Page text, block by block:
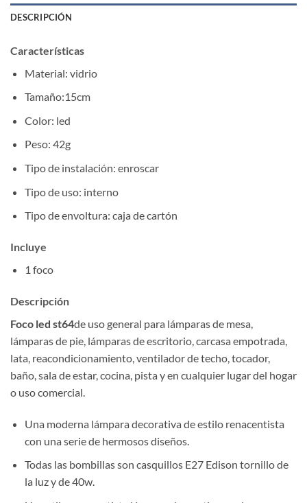
DESCRIPCIÓN
Características
Material: vidrio
Tamaño:15cm
Color: led
Peso: 42g
Tipo de instalación: enroscar
Tipo de uso: interno
Tipo de envoltura: caja de cartón
Incluye
1 foco
Descripción
Foco led st64de uso general para lámparas de mesa,
lámparas de pie, lámparas de escritorio, carcasa empotrada,
lata, reacondicionamiento, ventilador de techo, tocador,
baño, sala de estar, cocina, pista y en cualquier lugar del hogar
o uso comercial.
Una moderna lámpara decorativa de estilo renacentista
con una serie de hermosos diseños.
Todas las bombillas son casquillos E27 Edison tornillo de
la luz y de 40w.